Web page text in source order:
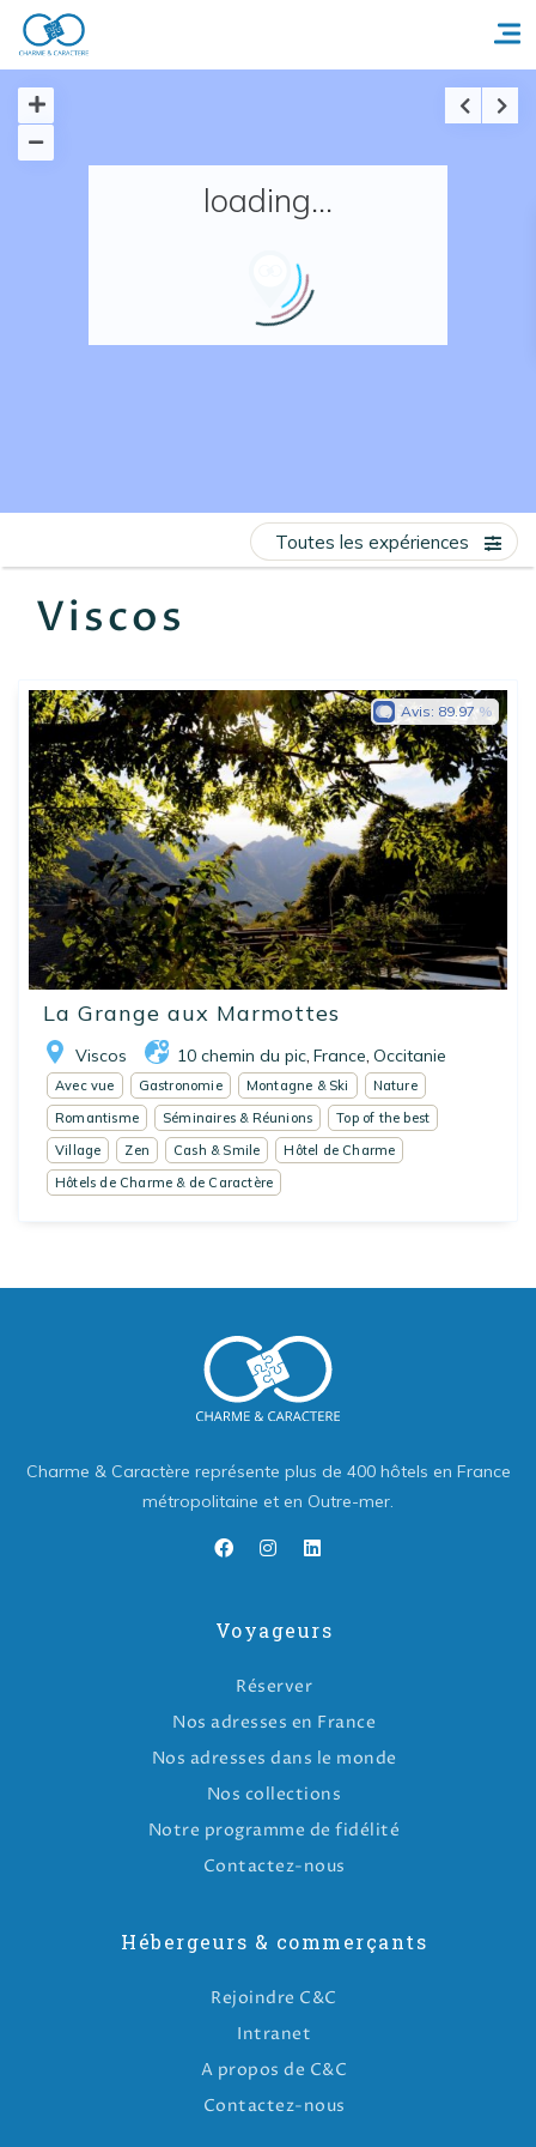
Accueil
Nos adresses en France
loading...
Viscos
Toutes les expériences
La Grange aux Marmottes
Viscos 10 chemin du pic France Occitanie
Avis: 89.97
Avec vue Gastronomie Montagne & Ski
Nature
Romantisme
Séminaires & Réunions
Top of the best
Village
Zen Cash & Smile
Hôtel de Charme
Hôtels de Charme & de Caractère
Charme & Caractère représente plus de 400 hôtels en France
métropolitaine et en Outre-mer.
Voyageurs
Réserver
Nos adresses en France
Nos adresses dans le monde
Nos collections
Notre programme de fidélité
Contactez-nous
Hébergeurs & commerçants
Rejoindre C&C
Intranet
A propos de C&C
Contactez-nous